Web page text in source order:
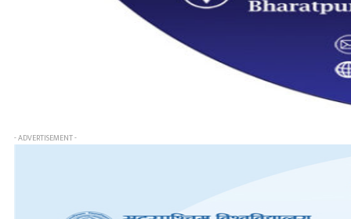
- ADVERTISEMENT -